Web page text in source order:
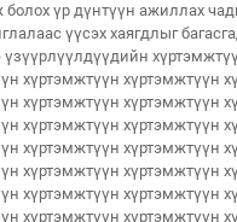
болох үр дүнтүүн ажиллах
үүсэх хаягдлыг
үзүүрлүүлдүүдийн
хүртэмжтүүн хүртэмжтүүн
хүртэмжтүүн хүртэмжтүүн
хүртэмжтүүн хүртэмжтүүн
хүртэмжтүүн хүртэмжтүүн
хүртэмжтүүн хүртэмжтүүн
хүртэмжтүүн хүртэмжтүүн
хүртэмжтүүн хүртэмжтүүн